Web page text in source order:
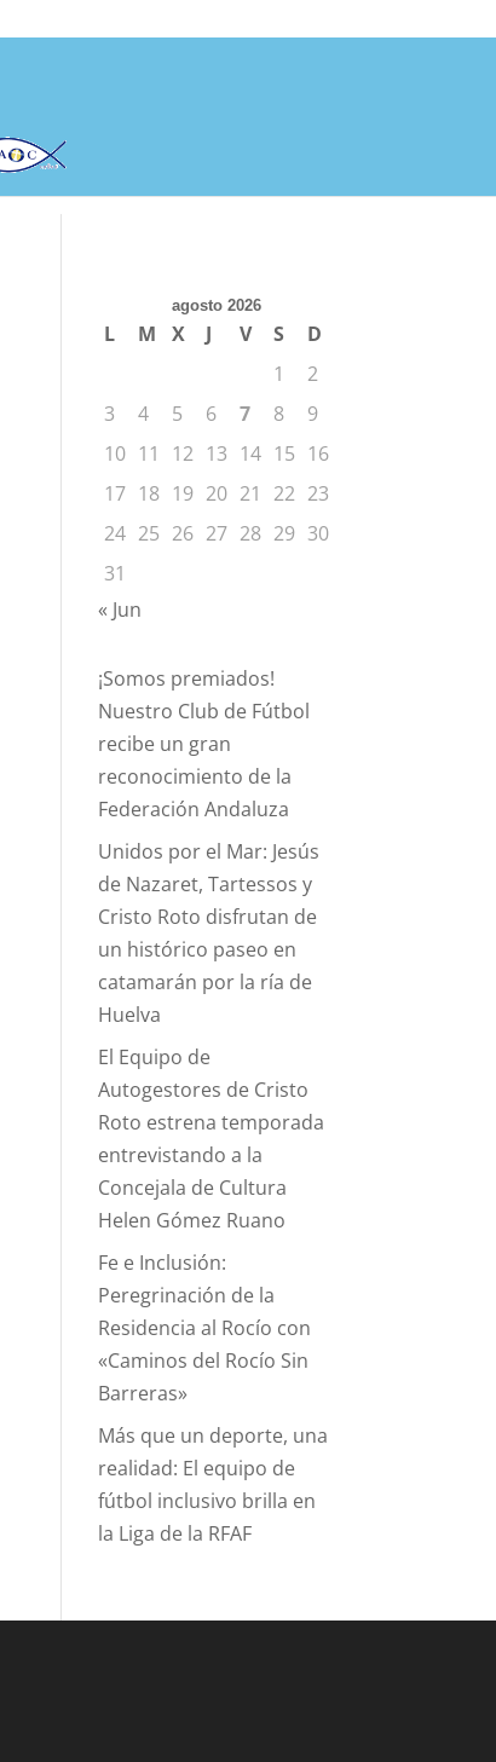
agosto 2026
L M X J V S
D
1
2
3
4 5 6 7 8
9
10 11 12 13 14 15 16
17 18 19 20 21 22 23
24 25 26 27 28 29 30
31
« Jun
¡Somos premiados!
Nuestro Club de Fútbol
recibe un gran
reconocimiento de la
Federación Andaluza
Unidos por el Mar: Jesús
de Nazaret, Tartessos y
Cristo Roto disfrutan de
un histórico paseo en
catamarán por la ría de
Huelva
El Equipo de
Autogestores de Cristo
Roto estrena temporada
entrevistando a la
Concejala de Cultura
Helen Gómez Ruano
Fe e Inclusión:
Peregrinación de la
Residencia al Rocío con
«Caminos del Rocío Sin
Barreras»
Más que un deporte, una
realidad: El equipo de
fútbol inclusivo brilla en
la Liga de la RFAF